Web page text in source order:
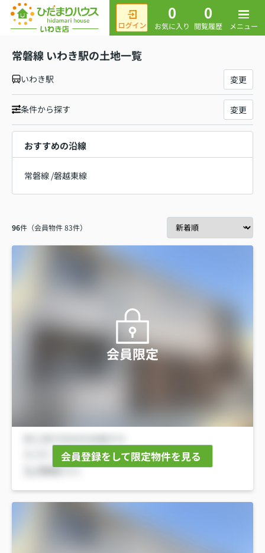
0
お気に入り
0
閲覧履歴 メニュー
常磐線 いわき駅の土地一覧
いわき駅 変更
条件から探す 変更
おすすめの沿線
常磐線 /磐越東線
96件（会員物件 83件）
会員限定
会員登録をして限定物件を見る